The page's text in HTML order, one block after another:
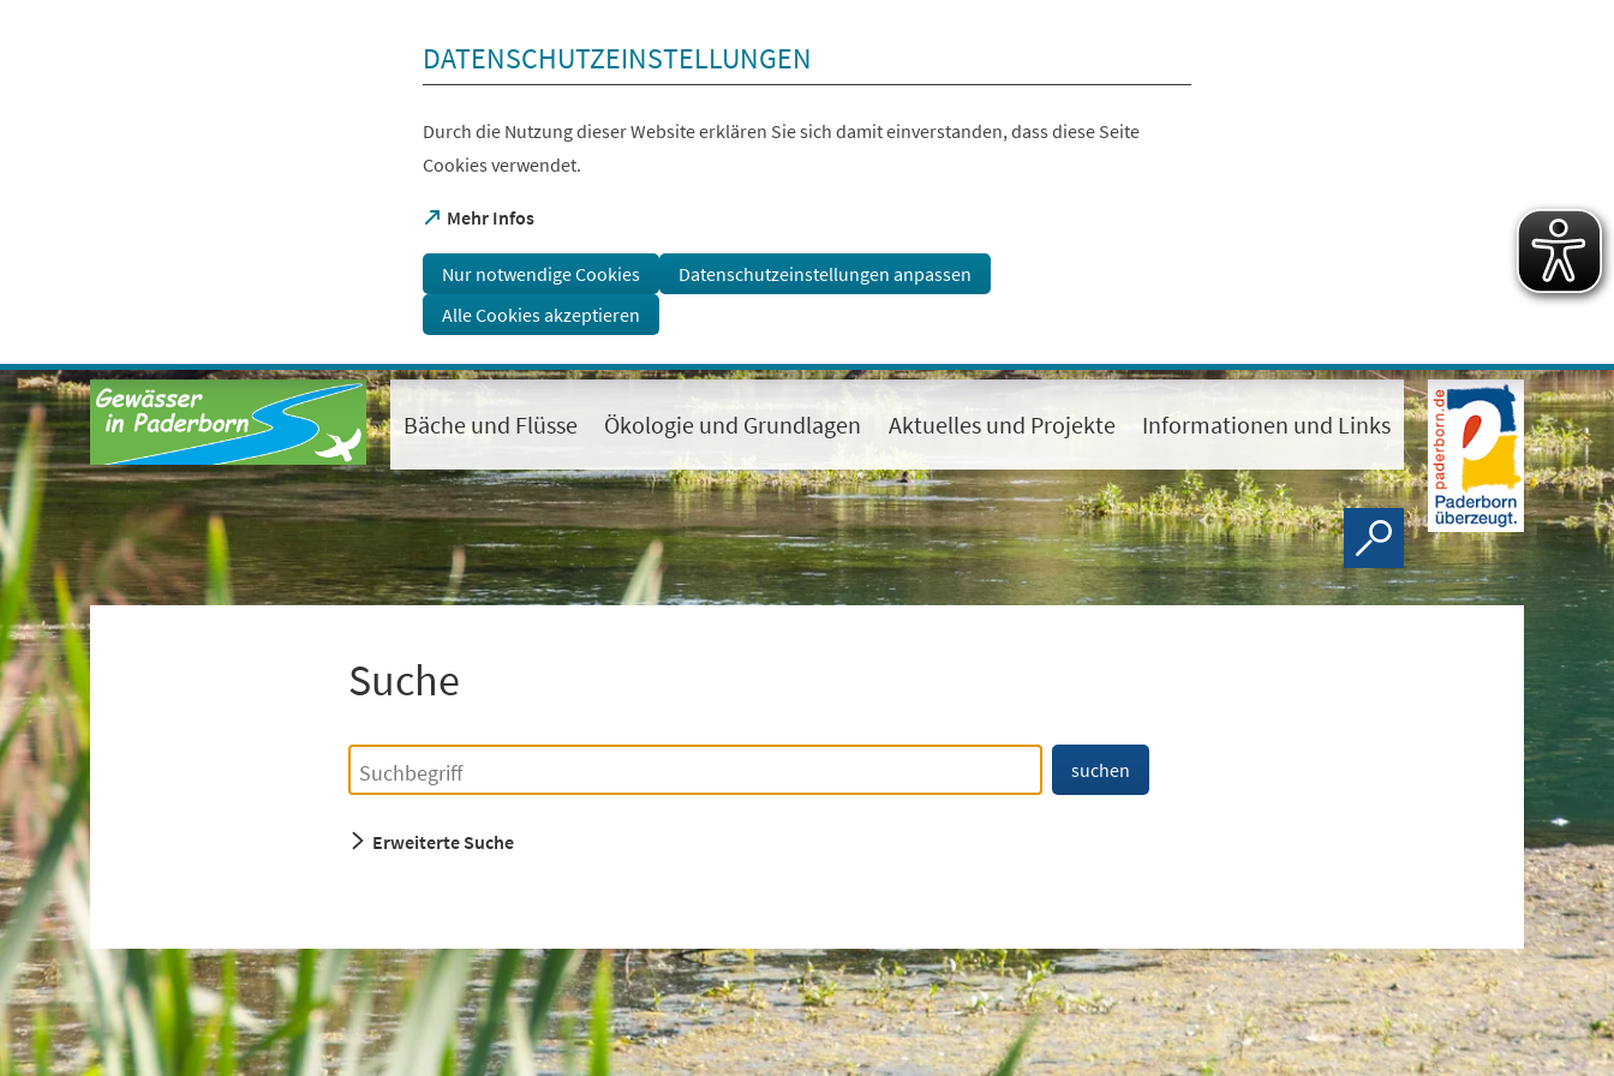
Visuelle
Assistenzsoftware
öffnen.
Mit
der
Tastatur
erreichbar
über
ALT
+
1
DATENSCHUTZEINSTELLUNGEN
Durch die Nutzung dieser Website erklären Sie sich damit einverstanden, dass diese Seite
Cookies verwendet.
Mehr Infos
(Öffnet
einem
neuen
Tab)
Nur notwendige Cookies
Datenschutzeinstellungen anpassen
Alle Cookies akzeptieren
Bäche und Flüsse Ökologie und Grundlagen Aktuelles und Projekte Informationen und Links
Suche
Suchbegriff
suchen
Erweiterte Suche